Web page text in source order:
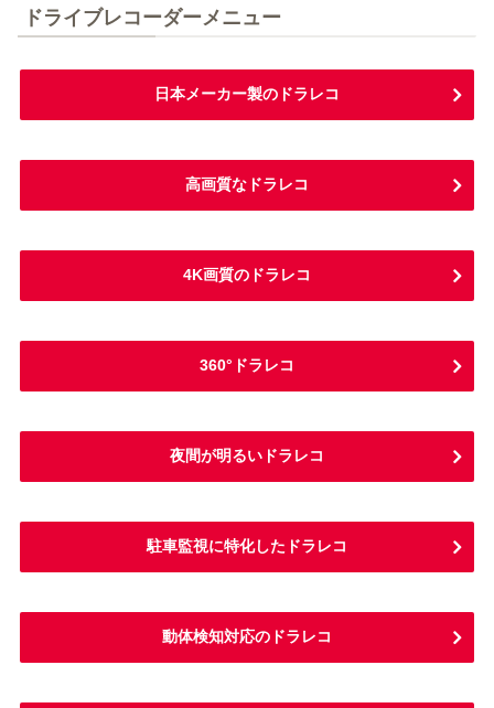
ドライブレコーダーメニュー
日本メーカー製のドラレコ
高画質なドラレコ
4K画質のドラレコ
360°ドラレコ
夜間が明るいドラレコ
駐車監視に特化したドラレコ
動体検知対応のドラレコ